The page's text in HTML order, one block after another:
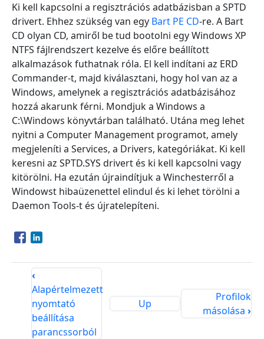
Ki kell kapcsolni a regisztrációs adatbázisban a SPTD
drivert. Ehhez szükség van egy Bart PE CD-re. A Bart
CD olyan CD, amiről be tud bootolni egy Windows XP
NTFS fájlrendszert kezelve és előre beállított
alkalmazások futhatnak róla. El kell indítani az ERD
Commander-t, majd kiválasztani, hogy hol van az a
Windows, amelynek a regisztrációs adatbázisához
hozzá akarunk férni. Mondjuk a Windows a
C:\Windows könyvtárban található. Utána meg lehet
nyitni a Computer Management programot, amely
megjeleníti a Services, a Drivers, kategóriákat. Ki kell
keresni az SPTD.SYS drivert és ki kell kapcsolni vagy
kitörölni. Ha ezután újraindítjuk a Winchesterről a
Windowst hibaüzenettel elindul és ki lehet törölni a
Daemon Tools-t és újratelepíteni.
Opens in a new window
Opens in a new window
‹
Alapértelmezett
nyomtató
beállítása
parancssorból
Up
Profilok
másolása›